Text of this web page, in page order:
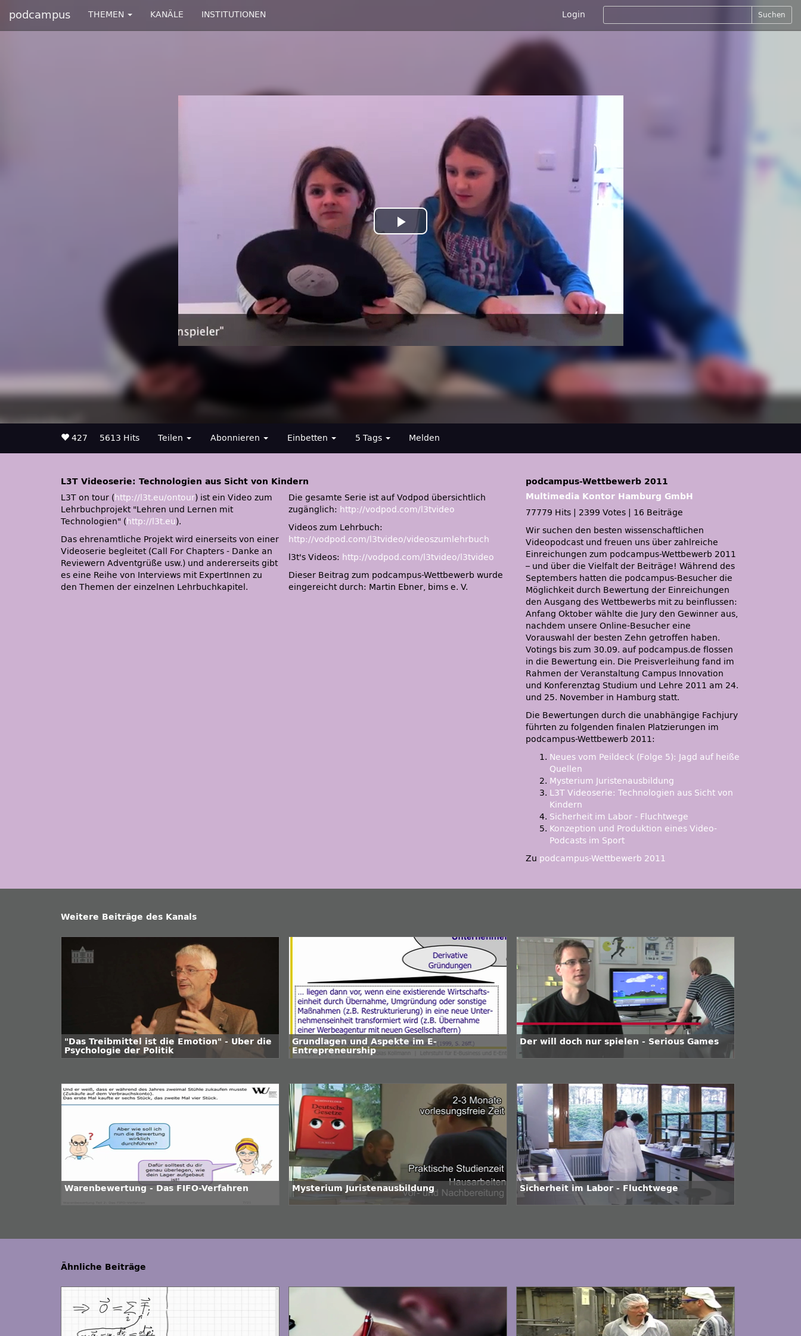
podcampus THEMEN KANÄLE INSTITUTIONEN Login Suchen
Play
Video
427 5613 Hits Teilen Abonnieren Einbetten 5 Tags Melden
L3T Videoserie: Technologien aus Sicht von Kindern
L3T on tour (http://l3t.eu/ontour) ist ein Video zum
Lehrbuchprojekt Lehren und Lernen mit
Technologien
(http://l3t.eu).
Das ehrenamtliche Projekt wird einerseits von einer
Videoserie begleitet (Call For Chapters - Danke an
Reviewern Adventgrüße usw.) und andererseits gibt
es eine Reihe von Interviews mit ExpertInnen zu
den Themen der einzelnen Lehrbuchkapitel.
Die gesamte Serie ist auf Vodpod übersichtlich
zugänglich: http://vodpod.com/l3tvideo
Videos zum Lehrbuch:
http://vodpod.com/l3tvideo/videoszumlehrbuch
l3t's Videos: http://vodpod.com/l3tvideo/l3tvideo
Dieser Beitrag zum podcampus-Wettbewerb wurde
eingereicht durch: Martin Ebner, bims e. V.
podcampus-Wettbewerb 2011
Multimedia Kontor Hamburg GmbH
77779 Hits
2399 Votes
16 Beiträge
Wir suchen den besten wissenschaftlichen
Videopodcast und freuen uns über zahlreiche
Einreichungen zum podcampus-Wettbewerb 2011
– und über die Vielfalt der Beiträge! Während des
Septembers hatten die podcampus-Besucher die
Möglichkeit durch Bewertung der Einreichungen
den Ausgang des Wettbewerbs mit zu beinflussen:
Anfang Oktober wählte die Jury den Gewinner aus,
nachdem unsere Online-Besucher eine
Vorauswahl der besten Zehn getroffen haben.
Votings bis zum 30.09. auf podcampus.de flossen
in die Bewertung ein. Die Preisverleihung fand im
Rahmen der Veranstaltung Campus Innovation
und Konferenztag Studium und Lehre 2011 am 24.
und 25. November in Hamburg statt.
Die Bewertungen durch die unabhängige Fachjury
führten zu folgenden finalen Platzierungen im
podcampus-Wettbewerb 2011:
Neues vom Peildeck (Folge 5): Jagd auf heiße
Quellen
Mysterium Juristenausbildung
L3T Videoserie: Technologien aus Sicht von
Kindern
Sicherheit im Labor - Fluchtwege
Konzeption und Produktion eines Video-
Podcasts im Sport
Zu podcampus-Wettbewerb 2011
Weitere Beiträge des Kanals
"Das Treibmittel ist die Emotion" - Über die
Psychologie der Politik
Grundlagen und Aspekte im E-
Entrepreneurship
Der will doch nur spielen - Serious Games
Warenbewertung - Das FIFO-Verfahren Mysterium Juristenausbildung Sicherheit im Labor - Fluchtwege
Ähnliche Beiträge